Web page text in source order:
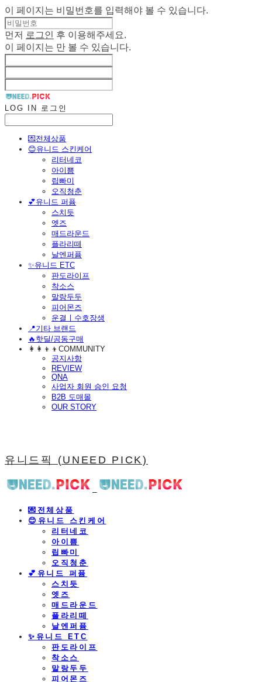
이 페이지는 비밀번호를 입력해야 볼 수 있습니다.
먼저 로그인
후 이용해주세요.
이 페이지는 만 볼 수 있습니다.
LOG IN 로그인
💌전체상품
😊유니드 스킨케어
리터네코
아이쁨
립빠미
오직청춘
💕유니드 퍼퓸
스치듯
엣즈
매드라운드
플라리떼
날엔퍼퓸
​✨유니드 ETC
판도라이프
착소스
말랑두두
피어몬즈
운결ㅣ수호장생
📍기타 브랜드
🔥핫딜/공동구매
👩‍👩‍👦‍👦COMMUNITY
공지사항
REVIEW
QNA
사업자 회원 승인 요청
B2B 도매몰
OUR STORY
유니드픽 (UNEED PICK)
💌전체상품
😊유니드 스킨케어
리터네코
아이쁨
립빠미
오직청춘
💕유니드 퍼퓸
스치듯
엣즈
매드라운드
플라리떼
날엔퍼퓸
​✨유니드 ETC
판도라이프
착소스
말랑두두
피어몬즈